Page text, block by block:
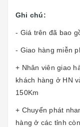
Ghi chú:
- Giá trên đã bao
- Giao hàng miễn
+ Nhân viên giao
khách hàng ở HN
150Km
+ Chuyển phát
hàng ở các tỉnh